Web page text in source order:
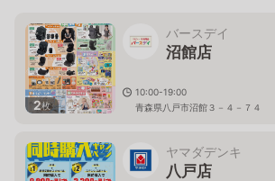
2枚
バースデイ
沼館店
10:00-19:00
青森県八戸市沼館３－４－７４
ヤマダデンキ
八戸店